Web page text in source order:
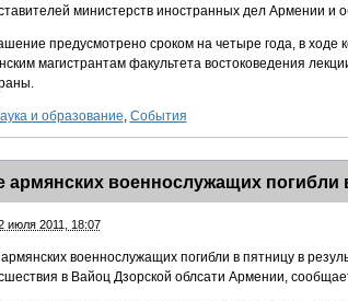
министерств иностранных дел Армении и
предусмотрено сроком на четыре года, в ходе
магистрантам факультета востоковедения
и образование События
армянских военнослужащих погибли
июля 2011, 18:07
военнослужащих погибли в пятницу в
в Вайоц Дзорской облсати Армении,